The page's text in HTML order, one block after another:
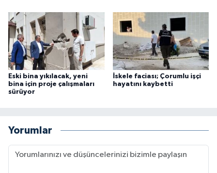
Eski bina yıkılacak, yeni
bina için proje çalışmaları
sürüyor
İskele faciası; Çorumlu işçi
hayatını kaybetti
Yorumlar